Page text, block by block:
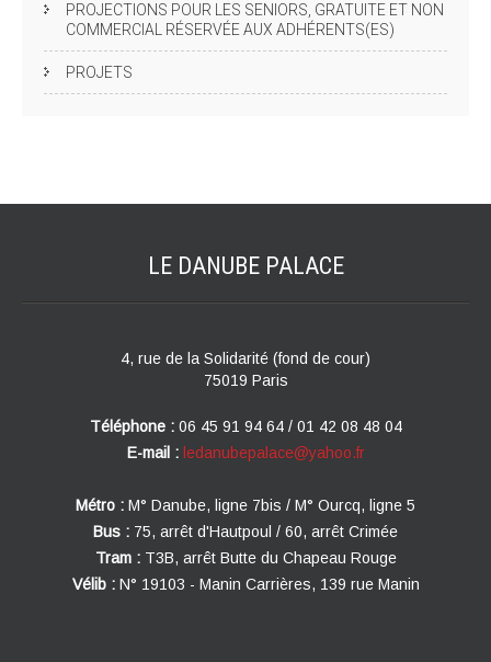
PROJECTIONS POUR LES SENIORS, GRATUITE ET NON
COMMERCIAL RÉSERVÉE AUX ADHÉRENTS(ES)
PROJETS
LE DANUBE PALACE
4, rue de la Solidarité (fond de cour)
75019 Paris
Téléphone : 06 45 91 94 64 / 01 42 08 48 04
E-mail : ledanubepalace@yahoo.fr
Métro : M° Danube, ligne 7bis / M° Ourcq, ligne 5
Bus : 75, arrêt d'Hautpoul / 60, arrêt Crimée
Tram : T3B, arrêt Butte du Chapeau Rouge
Vélib : N° 19103 - Manin Carrières, 139 rue Manin